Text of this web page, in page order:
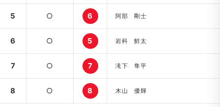
5 ○ 6 阿部 剛士
6 ○ 5 岩科 鮮太
7 ○ 7 滝下 隼平
8 ○ 8 木山 優輝